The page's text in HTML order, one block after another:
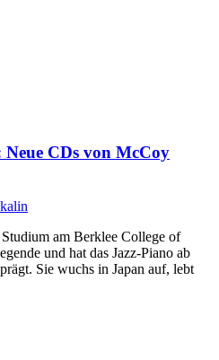
CDs von McCoy
am Berklee College of
und hat das Jazz-Piano ab
Sie wuchs in Japan auf, lebt